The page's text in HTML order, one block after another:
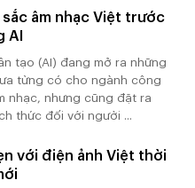
sắc âm nhạc Việt trước
AI
tạo (AI) đang mở ra những
từng có cho ngành công
nhạc, nhưng cũng đặt ra
thức đối với người ...
với điện ảnh Việt thời